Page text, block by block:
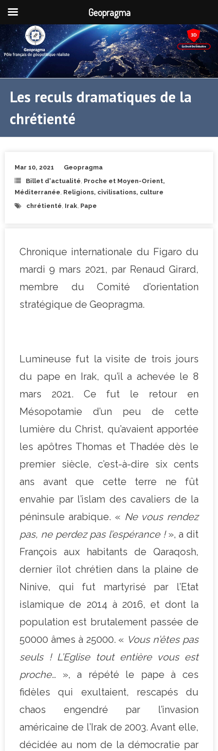
Les reculs dramatiques de la
chrétienté
Mar 10, 2021
Geopragma
Billet d'actualité Proche et Moyen-Orient,
Méditerranée Religions, civilisations, culture
chrétienté Irak Pape
Chronique internationale du Figaro du
mardi 9 mars 2021, par Renaud Girard,
membre du Comité d’orientation
stratégique de Geopragma.
Lumineuse fut la visite de trois jours
du pape en Irak, qu’il a achevée le 8
mars 2021. Ce fut le retour en
Mésopotamie d’un peu de cette
lumière du Christ, qu’avaient apportée
les apôtres Thomas et Thadée dès le
premier siècle, c’est-à-dire six cents
ans avant que cette terre ne fût
envahie par l’islam des cavaliers de la
péninsule arabique. « Ne vous rendez
pas, ne perdez pas l’espérance !», a dit
François aux habitants de Qaraqosh,
dernier îlot chrétien dans la plaine de
Ninive, qui fut martyrisé par l’Etat
islamique de 2014 à 2016, et dont la
population est brutalement passée de
50000 âmes à 25000. « Vous n’êtes pas
seuls ! L’Eglise tout entière vous est
proche… », a répété le pape à ces
fidèles qui exultaient, rescapés du
chaos engendré par l’invasion
américaine de l’Irak de 2003. Avant elle,
décidée au nom de la démocratie par
Geopragma